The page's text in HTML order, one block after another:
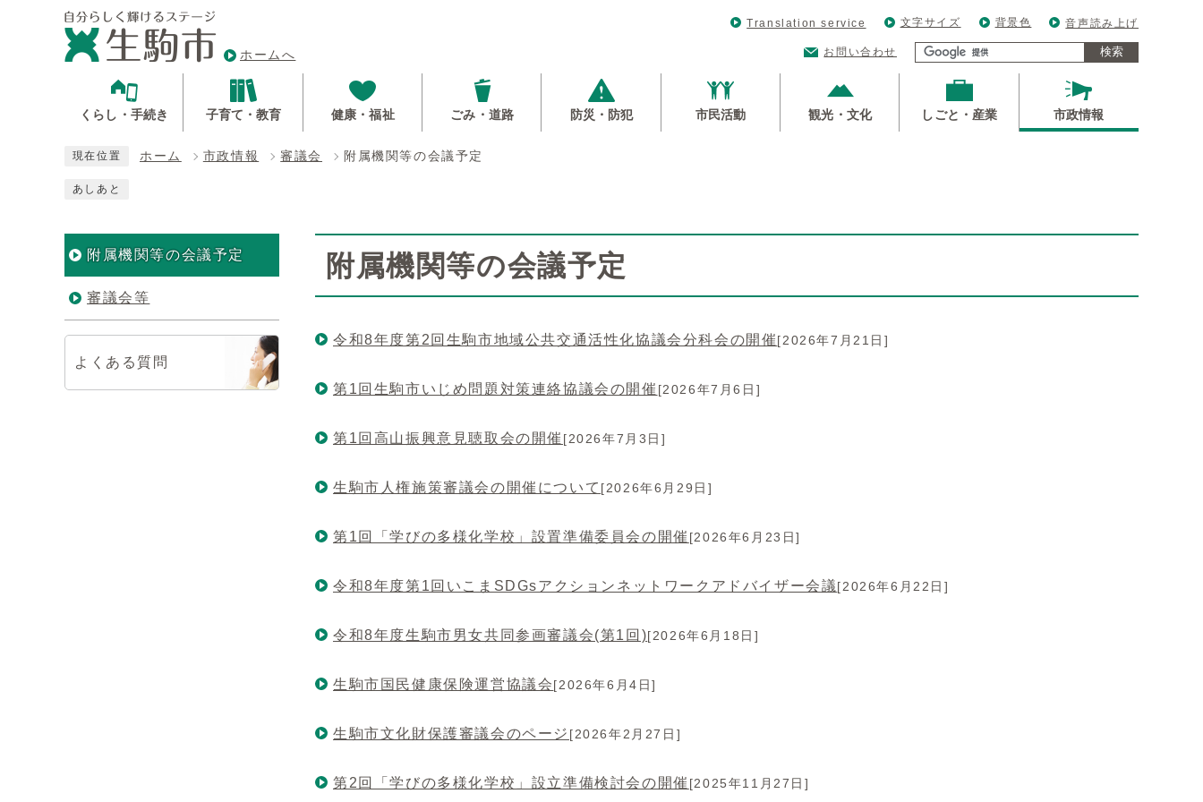
ホームへ
Translation service 文字サイズ 背景色 音声読み上げ
お問い合わせ 検索
くらし・手続き 子育て・教育 健康・福祉 ごみ・道路 防災・防犯 市民活動 観光・文化 しごと・産業 市政情報
現在位置 ホーム 市政情報 審議会 附属機関等の会議予定
あしあと
附属機関等の会議予定
令和8年度第2回生駒市地域公共交通活性化協議会分科会の開催[2026年7月21日]
第1回生駒市いじめ問題対策連絡協議会の開催 [2026年7月6日]
第1回高山振興意見聴取会の開催 [2026年7月3日]
生駒市人権施策審議会の開催について [2026年6月29日]
第1回「学びの多様化学校」設置準備委員会の開催 [2026年6月23日]
令和8年度第1回いこまSDGsアクションネットワークアドバイザー会議[2026年6月22日]
令和8年度生駒市男女共同参画審議会(第1回)[2026年6月18日]
生駒市国民健康保険運営協議会[2026年6月4日]
生駒市文化財保護審議会のページ [2026年2月27日]
第2回「学びの多様化学校」設立準備検討会の開催 [2025年11月27日]
附属機関等の会議予定
審議会等
よくある質問